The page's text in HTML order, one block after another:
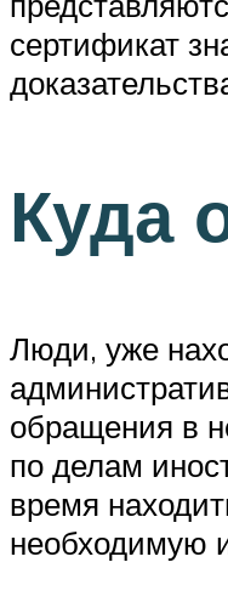
сертификат
Куда
Люди, уже
обращения в
по делам
время
необходимую